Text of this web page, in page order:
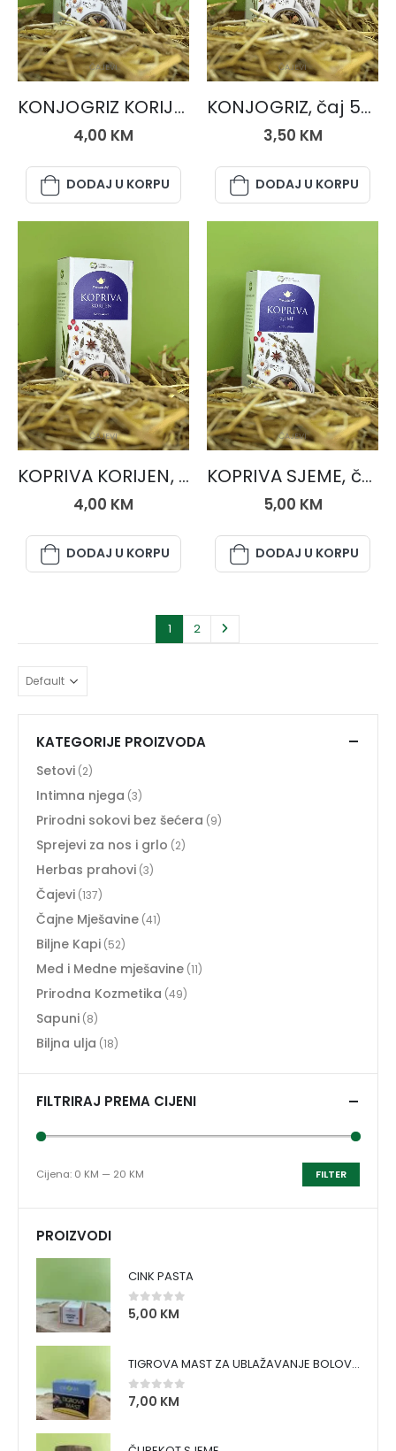
ČAJEVI
KONJOGRIZ KORIJEN, čaj 50 gr.
4,00 KM
DODAJ U KORPU
ČAJEVI
KONJOGRIZ, čaj 50 gr.
3,50 KM
DODAJ U KORPU
ČAJEVI
KOPRIVA KORIJEN, čaj 50 gr.
4,00 KM
DODAJ U KORPU
ČAJEVI
KOPRIVA SJEME, čaj 50 gr.
5,00 KM
DODAJ U KORPU
1 2
KATEGORIJE PROIZVODA
Setovi (2)
Intimna njega (3)
Prirodni sokovi bez šećera (9)
Sprejevi za nos i grlo (2)
Herbas prahovi (3)
Čajevi (137)
Čajne Mješavine (41)
Biljne Kapi (52)
Med i Medne mješavine (11)
Prirodna Kozmetika (49)
Sapuni (8)
Biljna ulja (18)
FILTRIRAJ PREMA CIJENI
FILTER
Cijena: 0 KM — 20 KM
PROIZVODI
CINK PASTA
0 out of 5
5,00 KM
TIGROVA MAST ZA UBLAŽAVANJE BOLOVA I ZAGRIJAVANJE MIŠIĆA
0 out of 5
7,00 KM